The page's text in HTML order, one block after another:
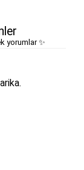
yorumlar ✨